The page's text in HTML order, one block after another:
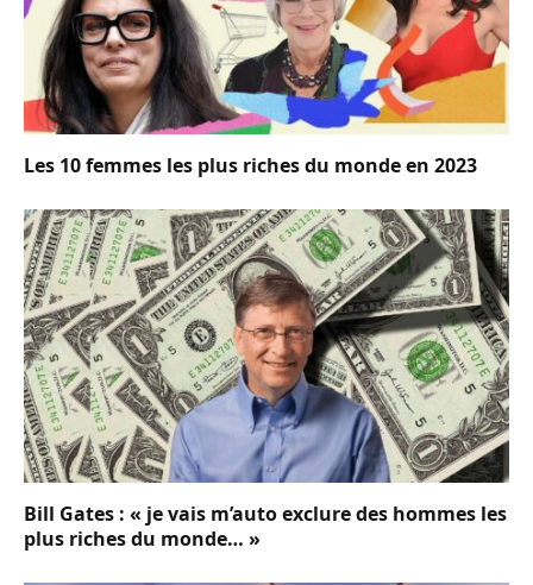
Les 10 femmes les plus riches du monde en 2023
Bill Gates : « je vais m’auto exclure des hommes les
plus riches du monde… »